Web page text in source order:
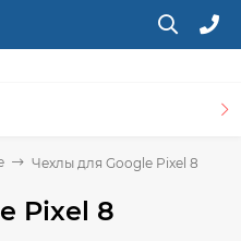
Чехлы для Google Pixel 8
Pixel 8